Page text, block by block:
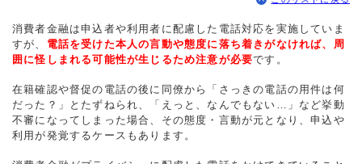
消費者金融は申込者や利用者に配慮した電話対応を実施していま
すが、 電話を受けた本人の言動や態度に落ち着きがなければ、周
囲に怪しまれる可能性が生じるため注意が必要です。
在籍確認や督促の電話の後に同僚から「さっきの電話の用件は何
だった？」とたずねられ、「えっと、なんでもない…」など挙動
不審になってしまった場合、その態度・言動が元となり、申込や
利用が発覚するケースもあります。